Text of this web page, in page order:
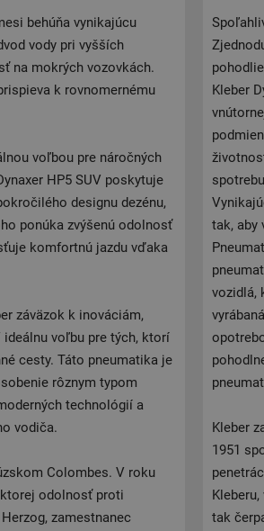
behúňa vynikajúcu
vody pri vyšších
na mokrých vozovkách.
k rovnomernému
voľbou pre náročných
HP5 SUV poskytuje
designu dezénu,
ponúka zvýšenú odolnosť
komfortnú jazdu vďaka
záväzok k inováciám,
ideálnu voľbu pre tých, ktorí
cesty. Táto pneumatika je
rôznym typom
technológií a
vodiča.
Colombes. V roku
odolnosť proti
zamestnanec
Kleber
tak, aby
vozidlá,
Kleber
1951
tak